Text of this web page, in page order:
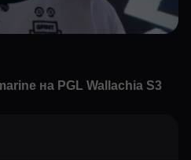
на PGL Wallachia S3